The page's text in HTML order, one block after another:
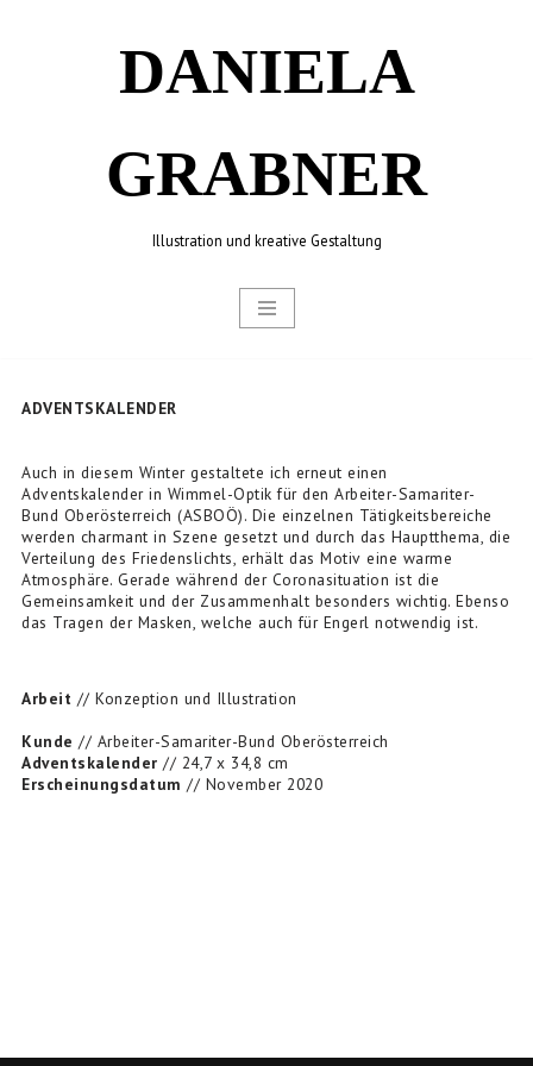
DANIELA
GRABNER
Illustration und kreative Gestaltung
ADVENTSKALENDER
Auch in diesem Winter gestaltete ich erneut einen
Adventskalender in Wimmel-Optik für den Arbeiter-Samariter-
Bund Oberösterreich (ASBOÖ). Die einzelnen Tätigkeitsbereiche
werden charmant in Szene gesetzt und durch das Hauptthema, die
Verteilung des Friedenslichts, erhält das Motiv eine warme
Atmosphäre. Gerade während der Coronasituation ist die
Gemeinsamkeit und der Zusammenhalt besonders wichtig. Ebenso
das Tragen der Masken, welche auch für Engerl notwendig ist.
Arbeit // Konzeption und Illustration
Kunde // Arbeiter-Samariter-Bund Oberösterreich
Adventskalender // 24,7 x 34,8 cm
Erscheinungsdatum // November 2020